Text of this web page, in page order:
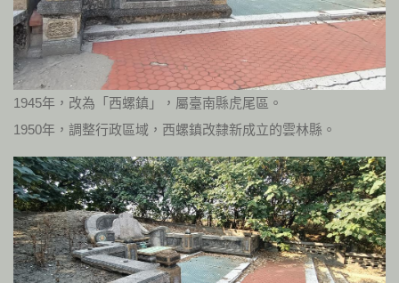
1945年，改為「西螺鎮」，屬臺南縣虎尾區。
1950年，調整行政區域，西螺鎮改隸新成立的雲林縣。